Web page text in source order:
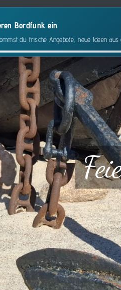
RESERVIERUNG
Bordfunk ein
du: frische Angebote, neue Ideen